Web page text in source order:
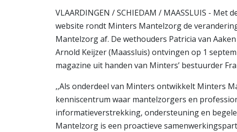
VLAARDINGEN / SCHIEDAM / MAASSLUIS -
website rondt Minters Mantelzorg de
Mantelzorg af. De wethouders Patricia van
Arnold Keijzer (Maassluis) ontvingen op 1
magazine uit handen van Minters’ bestuurder
,,Als onderdeel van Minters ontwikkelt Minters
kenniscentrum waar mantelzorgers en
informatieverstrekking, ondersteuning en
Mantelzorg is een proactieve